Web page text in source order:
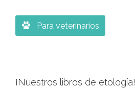
 Para veterinarios
¡Nuestros libros de etología!